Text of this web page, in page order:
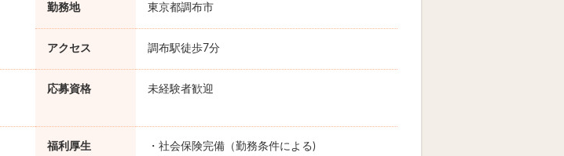
勤務地 東京都調布市
アクセス 調布駅徒歩7分
応募資格 未経験者歓迎
福利厚生
・社会保険完備（勤務条件による)